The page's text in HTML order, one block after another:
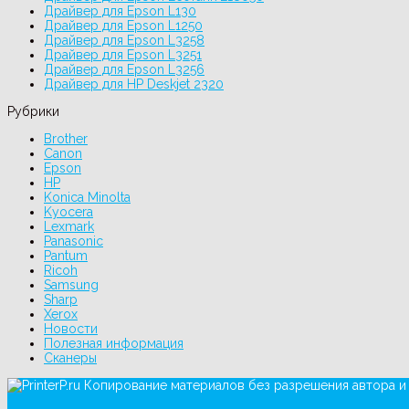
Драйвер для Epson L130
Драйвер для Epson L1250
Драйвер для Epson L3258
Драйвер для Epson L3251
Драйвер для Epson L3256
Драйвер для HP Deskjet 2320
Рубрики
Brother
Canon
Epson
HP
Konica Minolta
Kyocera
Lexmark
Panasonic
Pantum
Ricoh
Samsung
Sharp
Xerox
Новости
Полезная информация
Сканеры
Копирование материалов без разрешения автора